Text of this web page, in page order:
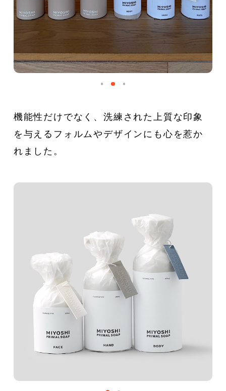
機能性だけでなく、洗練された上質な印象
を与えるフォルムやデザインにも心を惹か
れました。
CATEGORY
ファッション小物 生活日用品
スポーツ
アウトドア 雑貨・ホビー
音楽・本 その他